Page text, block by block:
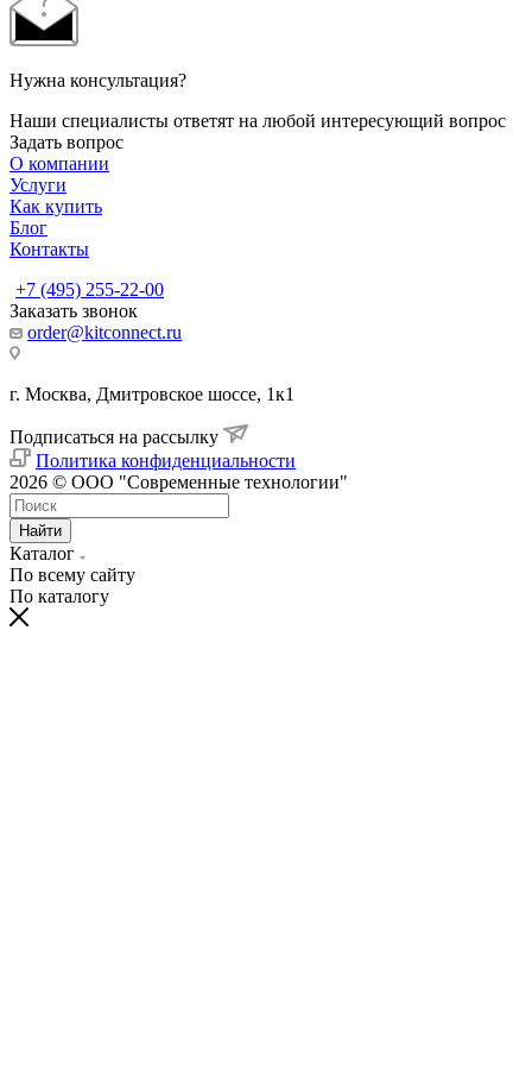
Нужна консультация?
Наши специалисты ответят на любой интересующий вопрос
Задать вопрос
О компании
Услуги
Как купить
Блог
Контакты
+7 (495) 255-22-00
Заказать звонок
order@kitconnect.ru
г. Москва, Дмитровское шоссе, 1к1
Подписаться на рассылку
Политика конфиденциальности
2026 © ООО "Современные технологии"
Найти
Каталог
По всему сайту
По каталогу